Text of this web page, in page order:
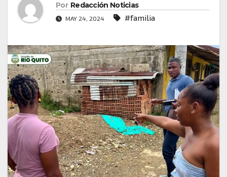
Por Redacción Noticias
MAY 24, 2024 #familia